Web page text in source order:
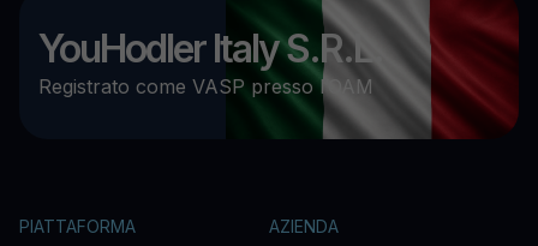
YouHodler Italy S.R.L.
Registrato come VASP presso l’OAM
PIATTAFORMA AZIENDA